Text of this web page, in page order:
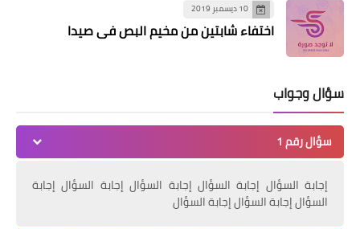
أخبار فلسطين
عضو لجنتها المركزية القائد ابو احمد
هواري
10 ديسمبر 2019
اختفاء شابتين من مخيم البص في صيدا
سؤال وجواب
سؤال رقم 1
إجابة السؤال إجابة السؤال إجابة السؤال إجابة السؤال إجابة
السؤال إجابة السؤال إجابة السؤال